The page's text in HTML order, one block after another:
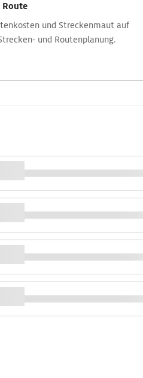
und Streckenmaut auf
und Routenplanung.